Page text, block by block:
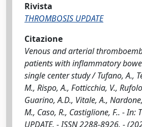
Rivista
THROMBOSIS UPDATE
Citazione
Venous and arterial
patients with inflammatory
single center study / Tufano, A.,
M., Rispo, A., Fotticchia, V.,
Guarino, A.D., Vitale, A.,
M., Caso, R., Castiglione, F.. - In:
UPDATE. - ISSN 2288-8926. -